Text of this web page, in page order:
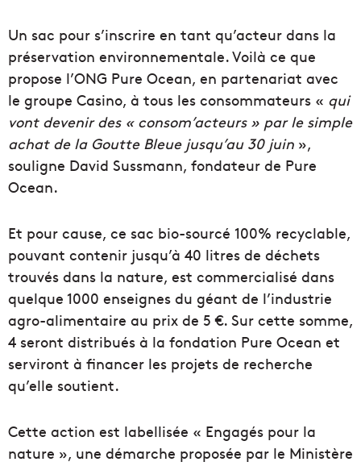
Un sac pour s’inscrire en tant qu’acteur dans la
préservation environnementale. Voilà ce que
propose l’ONG Pure Ocean, en partenariat avec
le groupe Casino, à tous les consommateurs « qui
vont devenir des « consom’acteurs » par le simple
achat de la Goutte Bleue jusqu’au 30 juin »,
souligne David Sussmann, fondateur de Pure
Ocean.
Et pour cause, ce sac bio-sourcé 100% recyclable,
pouvant contenir jusqu’à 40 litres de déchets
trouvés dans la nature, est commercialisé dans
quelque 1000 enseignes du géant de l’industrie
agro-alimentaire au prix de 5 €. Sur cette somme,
4 seront distribués à la fondation Pure Ocean et
serviront à financer les projets de recherche
qu’elle soutient.
Cette action est labellisée « Engagés pour la
nature », une démarche proposée par le Ministère